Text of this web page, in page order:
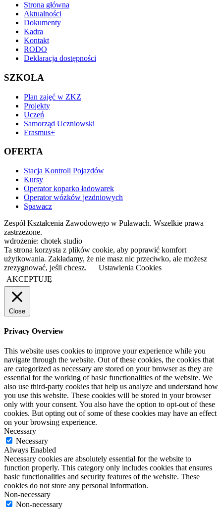
Strona główna
Aktualności
Dokumenty
Kadra
Kontakt
RODO
Deklaracja dostępności
SZKOŁA
Plan zajęć w ZKZ
Projekty
Uczeń
Samorząd Uczniowski
Erasmus+
OFERTA
Stacja Kontroli Pojazdów
Kursy
Operator koparko ładowarek
Operator wózków jezdniowych
Spawacz
Zespół Kształcenia Zawodowego w Puławach. Wszelkie prawa
zastrzeżone.
wdrożenie: chotek studio
Ta strona korzysta z plików cookie, aby poprawić komfort
użytkowania. Zakładamy, że nie masz nic przeciwko, ale możesz
zrezygnować, jeśli chcesz.
Ustawienia Cookies
AKCEPTUJĘ
Close
Privacy Overview
This website uses cookies to improve your experience while you
navigate through the website. Out of these cookies, the cookies that
are categorized as necessary are stored on your browser as they are
essential for the working of basic functionalities of the website. We
also use third-party cookies that help us analyze and understand how
you use this website. These cookies will be stored in your browser
only with your consent. You also have the option to opt-out of these
cookies. But opting out of some of these cookies may have an effect
on your browsing experience.
Necessary
Necessary
Always Enabled
Necessary cookies are absolutely essential for the website to
function properly. This category only includes cookies that ensures
basic functionalities and security features of the website. These
cookies do not store any personal information.
Non-necessary
Non-necessary